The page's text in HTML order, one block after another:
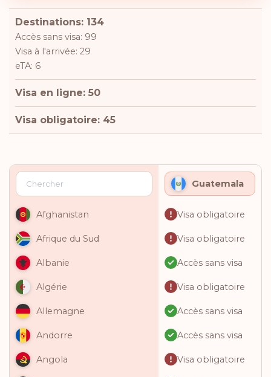
Destinations: 134
Accès sans visa: 99
Visa à l'arrivée: 29
eTA: 6
Visa en ligne: 50
Visa obligatoire: 45
Guatemala
Afghanistan Visa obligatoire
Afrique du Sud Visa obligatoire
Albanie Accès sans visa
Algérie Visa obligatoire
Allemagne Accès sans visa
Andorre Accès sans visa
Angola Visa obligatoire